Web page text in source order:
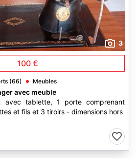
3
100 €
(66) Meubles
avec meuble
avec tablette, 1 porte comprenant
et fils et 3 tiroirs - dimensions hors